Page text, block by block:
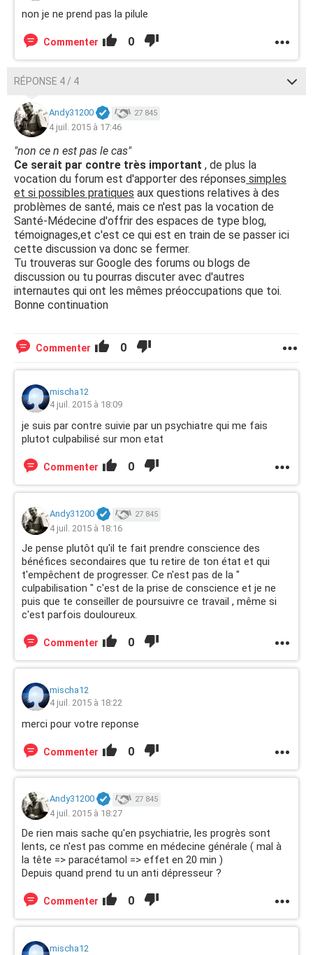
non je ne prend pas la pilule
Commenter 0
RÉPONSE 4 / 4
Andy31200 27 845
4 juil. 2015 à 17:46
"non ce n est pas le cas"
Ce serait par contre très important , de plus la
vocation du forum est d'apporter des réponses simples
et si possibles pratiques aux questions relatives à des
problèmes de santé, mais ce n'est pas la vocation de
Santé-Médecine d'offrir des espaces de type blog,
témoignages,et c'est ce qui est en train de se passer ici
cette discussion va donc se fermer.
Tu trouveras sur Google des forums ou blogs de
discussion ou tu pourras discuter avec d'autres
internautes qui ont les mêmes préoccupations que toi.
Bonne continuation
Commenter 0
mischa12
4 juil. 2015 à 18:09
je suis par contre suivie par un psychiatre qui me fais
plutot culpabilisé sur mon etat
Commenter 0
Andy31200 27 845
4 juil. 2015 à 18:16
Je pense plutôt qu'il te fait prendre conscience des
bénéfices secondaires que tu retire de ton état et qui
t'empêchent de progresser. Ce n'est pas de la "
culpabilisation " c'est de la prise de conscience et je ne
puis que te conseiller de poursuivre ce travail , même si
c'est parfois douloureux.
Commenter 0
mischa12
4 juil. 2015 à 18:22
merci pour votre reponse
Commenter 0
Andy31200 27 845
4 juil. 2015 à 18:27
De rien mais sache qu'en psychiatrie, les progrès sont
lents, ce n'est pas comme en médecine générale ( mal à
la tête => paracétamol => effet en 20 min )
Depuis quand prend tu un anti dépresseur ?
Commenter 0
mischa12